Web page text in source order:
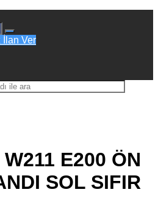
İlan Ver
E200 ÖN
SOL SIFIR